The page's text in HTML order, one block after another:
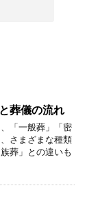
葬儀の流れ
「一般葬」「密
さまざまな種類
葬」との違いも